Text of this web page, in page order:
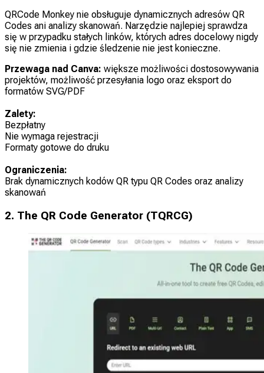
QRCode Monkey nie obsługuje dynamicznych adresów QR
Codes ani analizy skanowań. Narzędzie najlepiej sprawdza
się w przypadku stałych linków, których adres docelowy nigdy
się nie zmienia i gdzie śledzenie nie jest konieczne.
Przewaga nad Canva: większe możliwości dostosowywania
projektów, możliwość przesyłania logo oraz eksport do
formatów SVG/PDF
Zalety:
Bezpłatny
Nie wymaga rejestracji
Formaty gotowe do druku
Ograniczenia:
Brak dynamicznych kodów QR typu QR Codes oraz analizy
skanowań
2. The QR Code Generator (TQRCG)